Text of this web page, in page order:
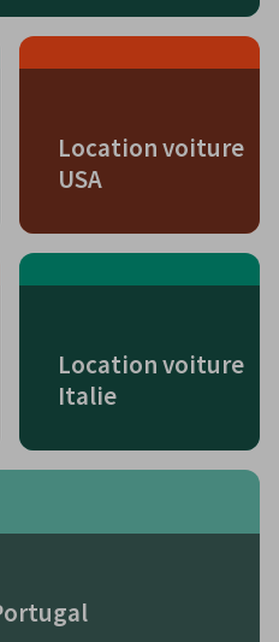
Location voiture
USA
Location voiture
Italie